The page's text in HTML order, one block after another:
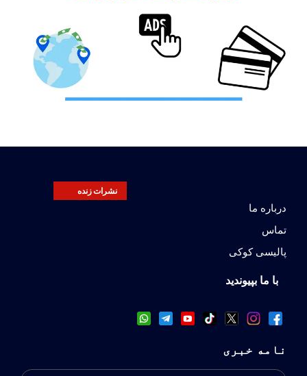
نشرات زنده
درباره ما
تماس
پالیسی کوکی
با ما بپیوندید
نامه خبری